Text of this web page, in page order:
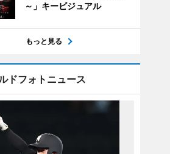
～」キービジュアル
もっと見る
ドフォトニュース